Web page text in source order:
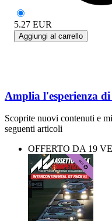
5.27 EUR
Aggiungi al carrello
Amplia l'esperienza
Scoprite nuovi contenuti e
seguenti articoli
OFFERTO DA 19